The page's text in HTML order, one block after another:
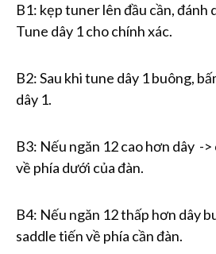
B1: kẹp tuner lên đầu cần, đánh
Tune dây 1 cho chính xác.
B2: Sau khi tune dây 1 buông,
dây 1.
B3: Nếu ngăn 12 cao hơn dây -
về phía dưới của đàn.
B4: Nếu ngăn 12 thấp hơn dây
saddle tiến về phía cần đàn.